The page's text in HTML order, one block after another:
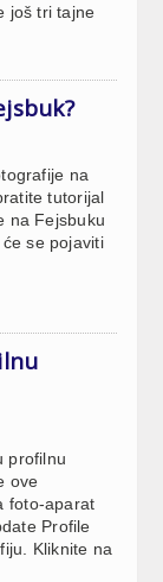
još tri tajne
na
tutorijal
na Fejsbuku
se pojaviti
profilnu
ove
foto-aparat
Profile
Kliknite na